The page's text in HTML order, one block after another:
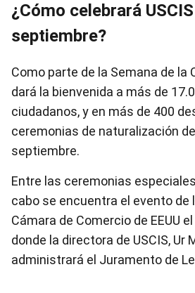
¿Cómo celebrará
septiembre?
Como parte de la Semana de la
dará la bienvenida a más de
ciudadanos, y en más de 400
ceremonias de naturalización
septiembre.
Entre las ceremonias
cabo se encuentra el evento de
Cámara de Comercio de EEUU
donde la directora de USCIS, Ur
administrará el Juramento de